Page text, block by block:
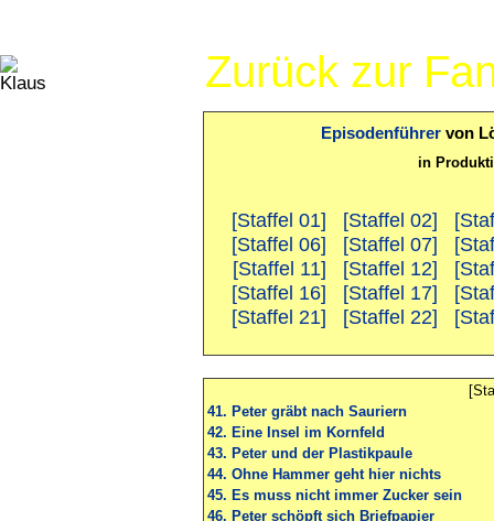
Zurück zur
Episodenführervon
in
[Staffel 01] [Staffel 02]
[Staffel 06]
[Staffel 07]
[Staffel 11]
[Staffel 12]
[Staffel 16]
[Staffel 17]
[Staffel 21]
[Staffel 22]
41. Peter gräbt nach Sauriern
42. Eine Insel im Kornfeld
43. Peter und der Plastikpaule
44. Ohne Hammer geht hier nichts
45. Es muss nicht immer Zucker sein
46. Peter schöpft sich Briefpapier